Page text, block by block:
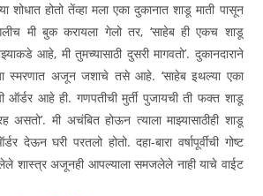
शोधात होतो तेंव्हा मला एका दुकानात शाडू माती पासून
मी बुक करायला गेलो तर, ‘साहेब ही एकच शाडू
आहे, मी तुमच्यासाठी दुसरी मागवतो’. दुकानदाराने
स्मरणात अजून जशाचे तसे आहे. ‘साहेब इथल्या एका
ऑर्डर आहे ही. गणपतीची मुर्ती पुजायची ती फक्त शाडू
असतो’. मी अचंबित होऊन त्याला माझ्यासाठीही शाडू
देऊन घरी परतलो होतो. दहा-बारा वर्षापूर्वीची गोष्ट
शास्त्र अजूनही आपल्याला समजलेले नाही याचे वाईट